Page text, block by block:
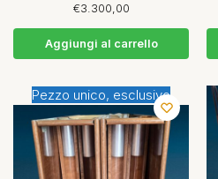
€3.300,00
Aggiungi al carrello
Pezzo unico, esclusivo